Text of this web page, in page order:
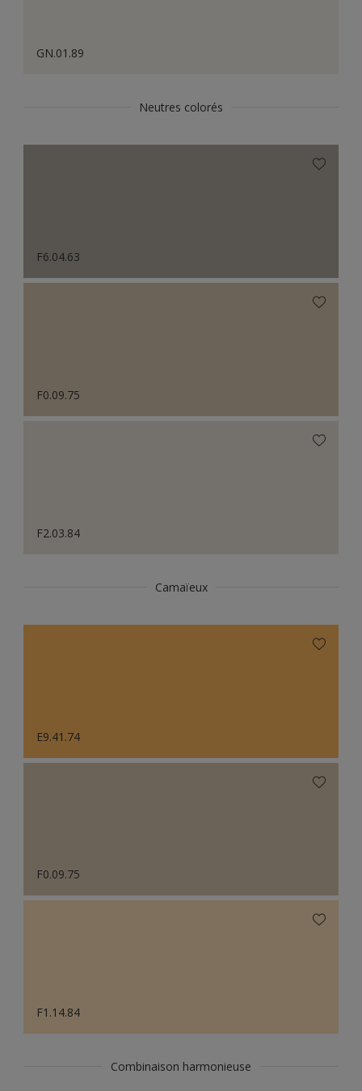
GN.01.89
Neutres colorés
F6.04.63
F0.09.75
F2.03.84
Camaïeux
E9.41.74
F0.09.75
F1.14.84
Combinaison harmonieuse